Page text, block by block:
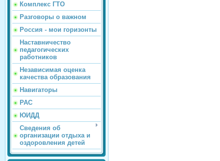
Комплекс ГТО
Разговоры о важном
Россия - мои горизонты
Наставничество
педагогических
работников
Независимая оценка
качества образования
Навигаторы
РАС
ЮИДД
Сведения об
организации отдыха и
оздоровления детей